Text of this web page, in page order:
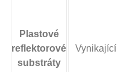
Plastové
reflektorové
substráty
Vynikající